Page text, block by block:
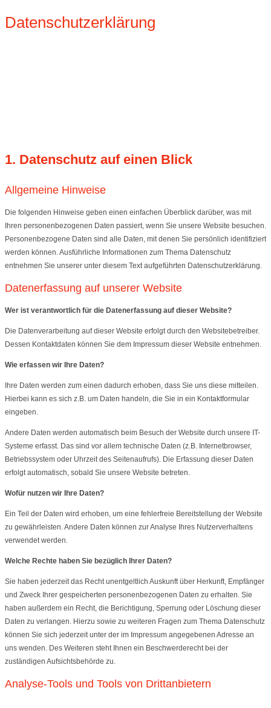
Datenschutzerklärung
1. Datenschutz auf einen Blick
Allgemeine Hinweise
Die folgenden Hinweise geben einen einfachen Überblick darüber, was mit
Ihren personenbezogenen Daten passiert, wenn Sie unsere Website besuchen.
Personenbezogene Daten sind alle Daten, mit denen Sie persönlich identifiziert
werden können. Ausführliche Informationen zum Thema Datenschutz
entnehmen Sie unserer unter diesem Text aufgeführten Datenschutzerklärung.
Datenerfassung auf unserer Website
Wer ist verantwortlich für die Datenerfassung auf dieser Website?
Die Datenverarbeitung auf dieser Website erfolgt durch den Websitebetreiber.
Dessen Kontaktdaten können Sie dem Impressum dieser Website entnehmen.
Wie erfassen wir Ihre Daten?
Ihre Daten werden zum einen dadurch erhoben, dass Sie uns diese mitteilen.
Hierbei kann es sich z.B. um Daten handeln, die Sie in ein Kontaktformular
eingeben.
Andere Daten werden automatisch beim Besuch der Website durch unsere IT-
Systeme erfasst. Das sind vor allem technische Daten (z.B. Internetbrowser,
Betriebssystem oder Uhrzeit des Seitenaufrufs). Die Erfassung dieser Daten
erfolgt automatisch, sobald Sie unsere Website betreten.
Wofür nutzen wir Ihre Daten?
Ein Teil der Daten wird erhoben, um eine fehlerfreie Bereitstellung der Website
zu gewährleisten. Andere Daten können zur Analyse Ihres Nutzerverhaltens
verwendet werden.
Welche Rechte haben Sie bezüglich Ihrer Daten?
Sie haben jederzeit das Recht unentgeltlich Auskunft über Herkunft, Empfänger
und Zweck Ihrer gespeicherten personenbezogenen Daten zu erhalten. Sie
haben außerdem ein Recht, die Berichtigung, Sperrung oder Löschung dieser
Daten zu verlangen. Hierzu sowie zu weiteren Fragen zum Thema Datenschutz
können Sie sich jederzeit unter der im Impressum angegebenen Adresse an
uns wenden. Des Weiteren steht Ihnen ein Beschwerderecht bei der
zuständigen Aufsichtsbehörde zu.
Analyse-Tools und Tools von Drittanbietern